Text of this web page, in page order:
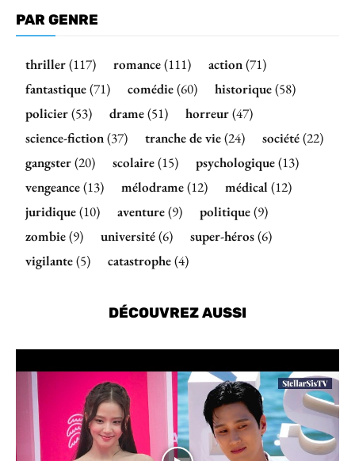
PAR GENRE
thriller(117) romance(111) action(71)
fantastique(71) comédie(60) historique(58)
policier(53) drame(51) horreur(47)
science-fiction(37) tranche de vie(24) société(22)
gangster(20) scolaire(15) psychologique(13)
vengeance(13) mélodrame(12) médical(12)
juridique(10) aventure(9) politique(9)
zombie(9) université(6) super-héros(6)
vigilante(5) catastrophe(4)
DÉCOUVREZ AUSSI